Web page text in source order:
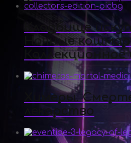
Кладбище
Ночные
Химеры.
лекарство